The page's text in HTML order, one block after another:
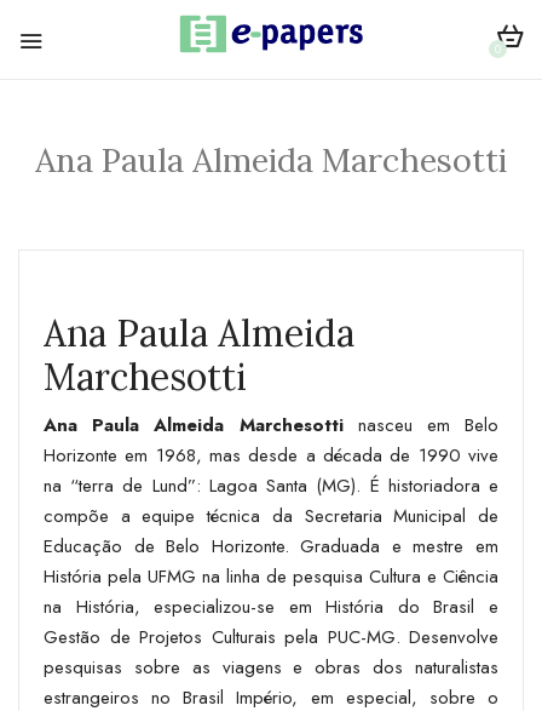
0
Ana Paula Almeida Marchesotti
Ana Paula Almeida
Marchesotti
Ana Paula Almeida Marchesottinasceu em Belo
Horizonte em 1968, mas desde a década de 1990 vive
na “terra de Lund”: Lagoa Santa (MG). É historiadora e
compõe a equipe técnica da Secretaria Municipal de
Educação de Belo Horizonte. Graduada e mestre em
História pela UFMG na linha de pesquisa Cultura e Ciência
na História, especializou-se em História do Brasil e
Gestão de Projetos Culturais pela PUC-MG. Desenvolve
pesquisas sobre as viagens e obras dos naturalistas
estrangeiros no Brasil Império, em especial, sobre o